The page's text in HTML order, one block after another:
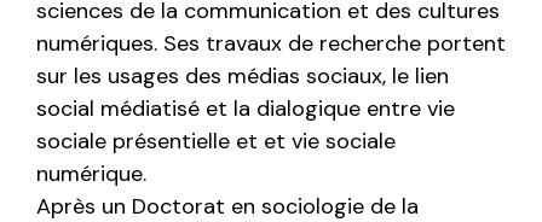
sciences de la communication et des cultures
numériques. Ses travaux de recherche portent
sur les usages des médias sociaux, le lien
social médiatisé et la dialogique entre vie
sociale présentielle et et vie sociale
numérique.
Après un Doctorat en sociologie de la